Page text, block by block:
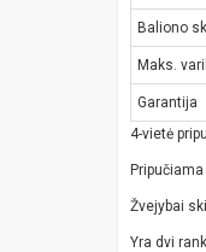
Baliono
Maks.
Garantija
4-vietė
Žvejybai
Yra dvi